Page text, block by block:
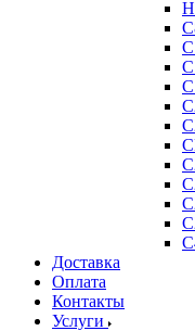
Доставка
Оплата
Контакты
Услуги